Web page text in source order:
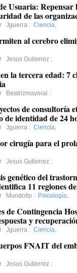
Usuaria: Repensar
de las
Jguerra : Ciencia,
al cerebro
Jesus Gutierrez :
la tercera edad: 7
Beatrizmayoral :
de consultoría
de identidad de 24
Jguerra : Ciencia,
cirugía para el
Jesus Gutierrez :
genético del
11 regiones
Mundotlp : Psicología,
de Contingencia
y
Jguerra : Ciencia,
FNAIT del
Jesus Gutierrez :